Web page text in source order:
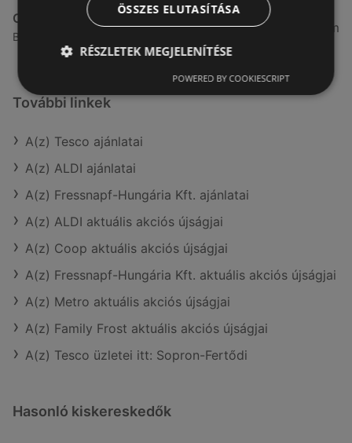
CBA
Bánfalvi u. 14, 9400 Sopron
3,58 km
További linkek
A(z) Tesco ajánlatai
A(z) ALDI ajánlatai
A(z) Fressnapf-Hungária Kft. ajánlatai
A(z) ALDI aktuális akciós újságjai
A(z) Coop aktuális akciós újságjai
A(z) Fressnapf-Hungária Kft. aktuális akciós újságjai
A(z) Metro aktuális akciós újságjai
A(z) Family Frost aktuális akciós újságjai
A(z) Tesco üzletei itt: Sopron-Fertődi
Hasonló kiskereskedők
ÖSSZES ELUTASÍTÁSA
RÉSZLETEK MEGJELENÍTÉSE
POWERED BY COOKIESCRIPT